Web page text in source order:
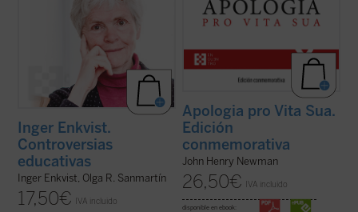
Inger Enkvist.
Controversias
educativas
Inger Enkvist, Olga R. Sanmartín
17,50€ IVA incluido
Apologia pro Vita Sua.
Edición
conmemorativa
John Henry Newman
26,50€ IVA incluido
disponible en ebook: